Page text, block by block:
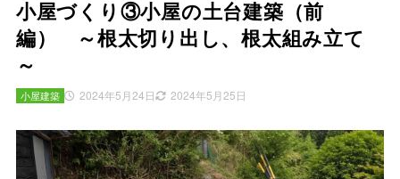
小屋づくり③小屋の土台建築（前
編） ～根太切り出し、根太組み立て
～
2024年5月24日 2024年5月25日
小屋建築